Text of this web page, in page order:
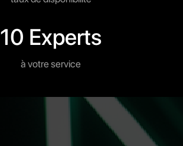
10 Experts
à votre service